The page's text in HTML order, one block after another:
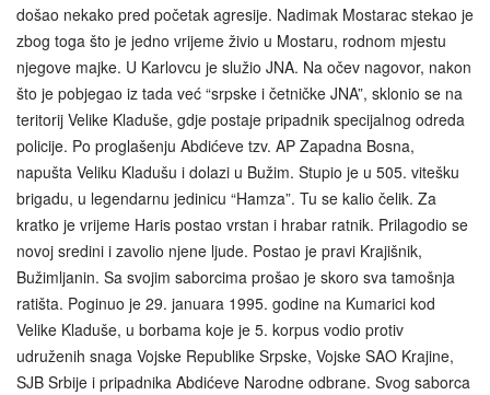
došao nekako pred početak agresije. Nadimak Mostarac stekao je
zbog toga što je jedno vrijeme živio u Mostaru, rodnom mjestu
njegove majke. U Karlovcu je služio JNA. Na očev nagovor, nakon
što je pobjegao iz tada već “srpske i četničke JNA”, sklonio se na
teritorij Velike Kladuše, gdje postaje pripadnik specijalnog odreda
policije. Po proglašenju Abdićeve tzv. AP Zapadna Bosna,
napušta Veliku Kladušu i dolazi u Bužim. Stupio je u 505. vitešku
brigadu, u legendarnu jedinicu “Hamza”. Tu se kalio čelik. Za
kratko je vrijeme Haris postao vrstan i hrabar ratnik. Prilagodio se
novoj sredini i zavolio njene ljude. Postao je pravi Krajišnik,
Bužimljanin. Sa svojim saborcima prošao je skoro sva tamošnja
ratišta. Poginuo je 29. januara 1995. godine na Kumarici kod
Velike Kladuše, u borbama koje je 5. korpus vodio protiv
udruženih snaga Vojske Republike Srpske, Vojske SAO Krajine,
SJB Srbije i pripadnika Abdićeve Narodne odbrane. Svog saborca